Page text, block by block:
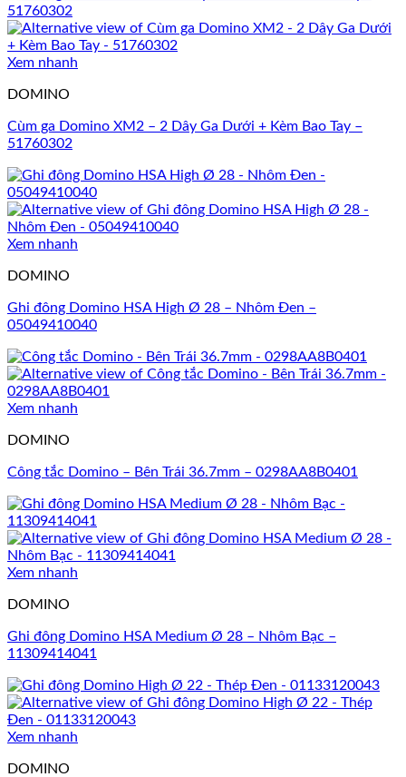
Xem nhanh
DOMINO
Cùm ga Domino XM2 – 2 Dây Ga Dưới + Kèm Bao Tay –
51760302
Xem nhanh
DOMINO
Ghi đông Domino HSA High Ø 28 – Nhôm Đen –
05049410040
Xem nhanh
DOMINO
Công tắc Domino – Bên Trái 36.7mm – 0298AA8B0401
Xem nhanh
DOMINO
Ghi đông Domino HSA Medium Ø 28 – Nhôm Bạc –
11309414041
Xem nhanh
DOMINO